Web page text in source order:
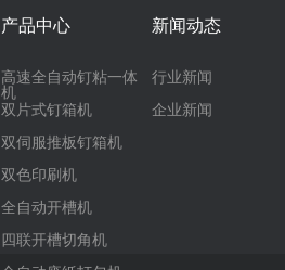
产品中心
高速全自动钉粘一体
机
双片式钉箱机
双伺服推板钉箱机
双色印刷机
全自动开槽机
四联开槽切角机
新闻动态
行业新闻
企业新闻